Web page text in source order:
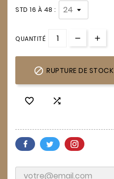
STD 16 À 48 :
QUANTITÉ
 RUPTURE DE STOCK
 